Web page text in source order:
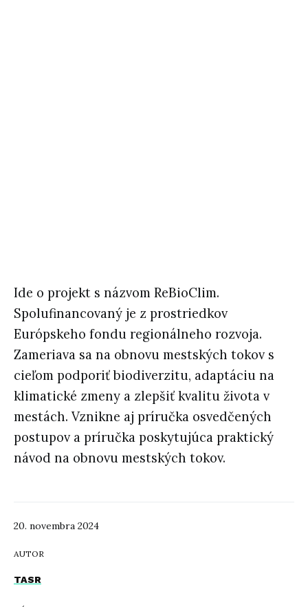
20. novembra 2024
AUTOR
TASR
Ide o projekt s názvom ReBioClim.
Spolufinancovaný je z prostriedkov
Európskeho fondu regionálneho rozvoja.
Zameriava sa na obnovu mestských tokov s
cieľom podporiť biodiverzitu, adaptáciu na
klimatické zmeny a zlepšiť kvalitu života v
mestách. Vznikne aj príručka osvedčených
postupov a príručka poskytujúca praktický
návod na obnovu mestských tokov.